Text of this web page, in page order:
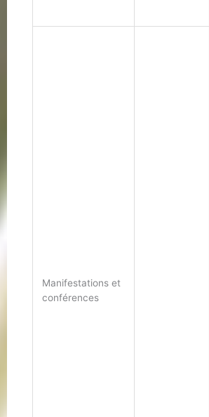
Manifestations et
conférences